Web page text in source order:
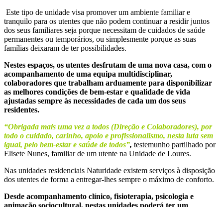
Este tipo de unidade visa promover um ambiente familiar e
tranquilo para os utentes que não podem continuar a residir juntos
dos seus familiares seja porque necessitam de cuidados de saúde
permanentes ou temporários, ou simplesmente porque as suas
famílias deixaram de ter possibilidades.
Nestes espaços, os utentes desfrutam de uma nova casa, com o
acompanhamento de uma equipa multidisciplinar,
colaboradores que trabalham arduamente para disponibilizar
as melhores condições de bem-estar e qualidade de vida
ajustadas sempre às necessidades de cada um dos seus
residentes.
“Obrigada mais uma vez a todos (Direção e Colaboradores), por
todo o cuidado, carinho, apoio e profissionalismo, nesta luta sem
igual, pelo bem-estar e saúde de todos”, testemunho partilhado por
Elisete Nunes, familiar de um utente na Unidade de Loures.
Nas unidades residenciais Naturidade existem serviços à disposição
dos utentes de forma a entregar-lhes sempre o máximo de conforto.
Desde acompanhamento clínico, fisioterapia, psicologia e
animação sociocultural, nestas unidades poderá ter um